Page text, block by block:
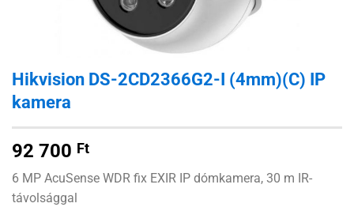
Hikvision DS-2CD2366G2-I (4mm)(C) IP
kamera
92 700 Ft
6 MP AcuSense WDR fix EXIR IP dómkamera, 30 m IR-
távolsággal